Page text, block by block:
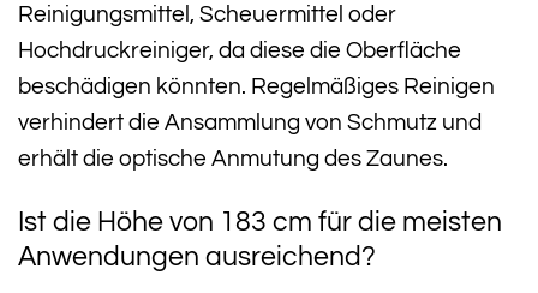
Reinigungsmittel, Scheuermittel oder
Hochdruckreiniger, da diese die Oberfläche
beschädigen könnten. Regelmäßiges Reinigen
verhindert die Ansammlung von Schmutz und
erhält die optische Anmutung des Zaunes.
Ist die Höhe von 183 cm für die meisten
Anwendungen ausreichend?